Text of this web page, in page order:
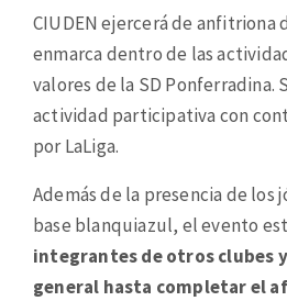
CIUDEN ejercerá de anfitriona
enmarca dentro de las
valores de la SD Ponferradina.
actividad participativa con
por LaLiga.
Además de la presencia de
base blanquiazul, el evento
integrantes de otros clubes
general hasta completar el